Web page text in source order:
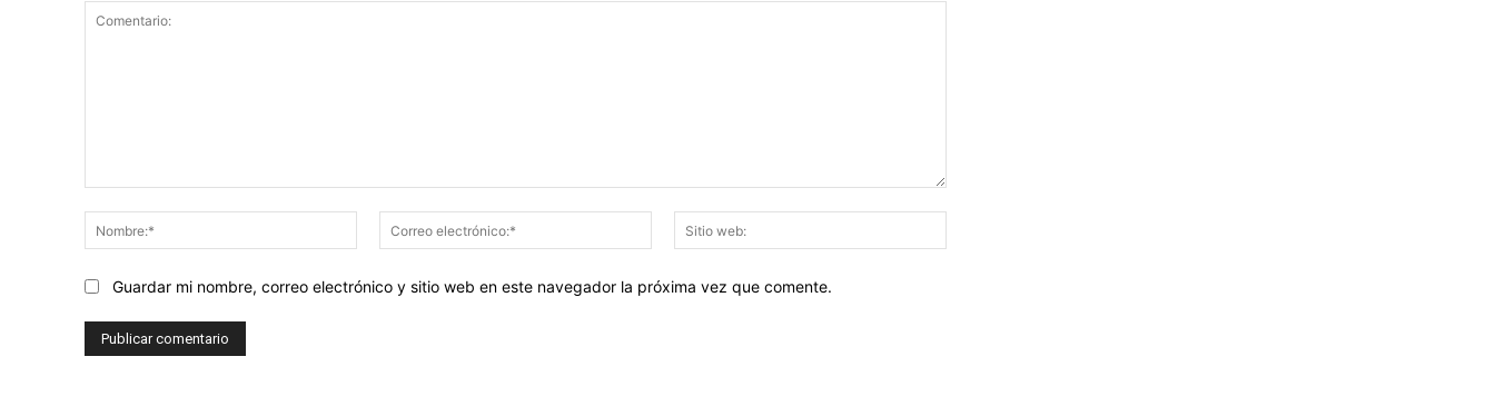
Nombre:*
Correo
electrónico:*
web:
Guardar mi nombre, correo electrónico y sitio web en este navegador la próxima vez que comente.